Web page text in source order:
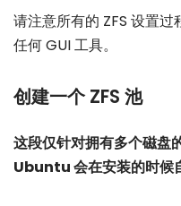
请注意所有的 ZFS 设置
任何 GUI 工具。
创建一个 ZFS 池
这段仅针对拥有多个磁盘
Ubuntu 会在安装的时候